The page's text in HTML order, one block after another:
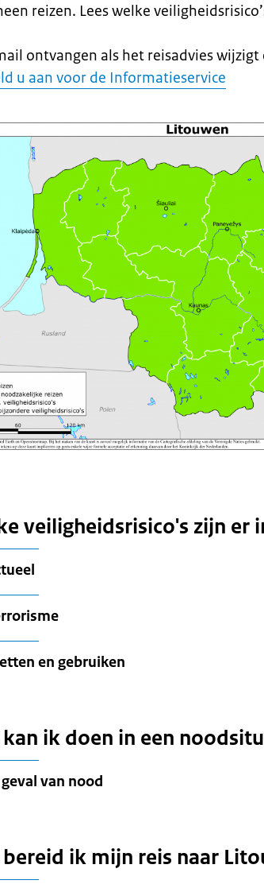
reizen. Lees welke
ontvangen als het reisadvies
u aan voor de Informatieservice
veiligheidsrisico's zijn er
en gebruiken
ik doen in een
van nood
bereid ik mijn reis naar